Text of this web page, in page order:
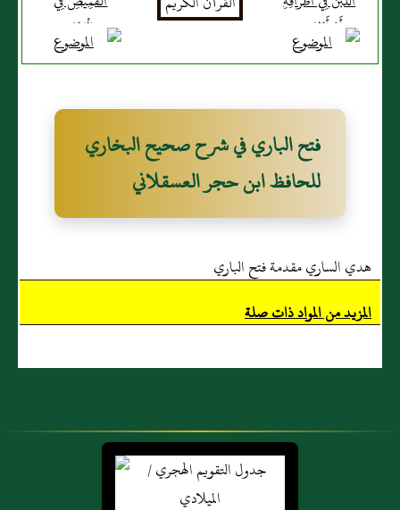
أَوْ أَظَافِيرِهِ
الْمَنَامِ
فتح الباري في شرح صحيح البخاري
للحافظ ابن حجر العسقلاني
هدي الساري مقدمة فتح الباري
المزيد من المواد ذات صلة